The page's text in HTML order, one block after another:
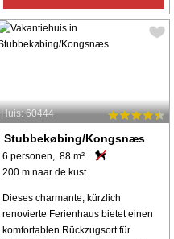
Huis: 60444
Stubbekøbing/Kongsnæs
6 personen, 88 m²
200 m naar de kust.
Dieses charmante, kürzlich
renovierte Ferienhaus bietet einen
komfortablen Rückzugsort für